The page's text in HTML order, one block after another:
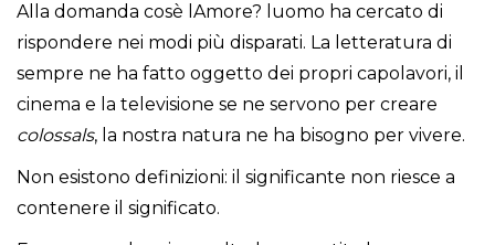
Alla domanda cosè lAmore? luomo ha cercato di
rispondere nei modi più disparati. La letteratura di
sempre ne ha fatto oggetto dei propri capolavori, il
cinema e la televisione se ne servono per creare
colossals, la nostra natura ne ha bisogno per vivere.
Non esistono definizioni: il significante non riesce a
contenere il significato.